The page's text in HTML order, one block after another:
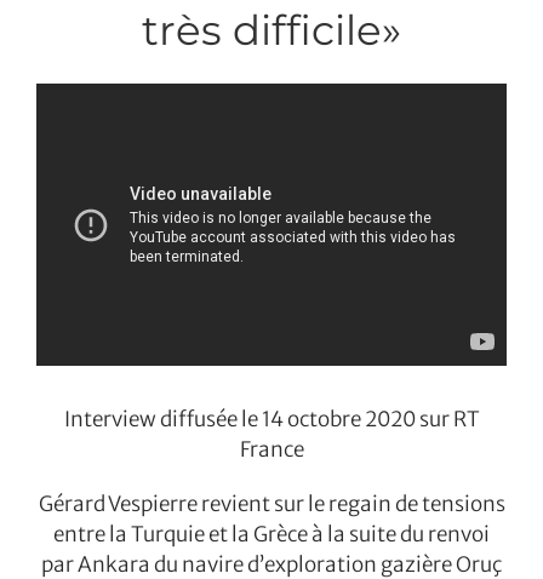
très difficile»
Interview diffusée le 14 octobre 2020 sur RT
France
Gérard Vespierre revient sur le regain de tensions
entre la Turquie et la Grèce à la suite du renvoi
par Ankara du navire d’exploration gazière Oruç